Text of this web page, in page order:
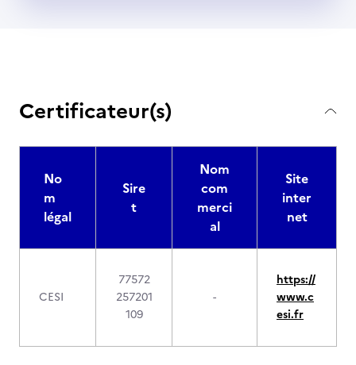
Certificateur(s)
No
m
légal
Sire
t
Nom
com
merci
al
Site
inter
net
CESI
77572
257201
109
-
https://
www.c
esi.fr